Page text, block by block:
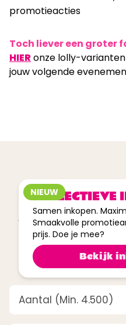
promotieacties
Toch liever een groter
HIERonze lolly-
jouw volgende
Op
(Vereist)
NIEUW
COLLECTIEVE
Samen inkopen.
Smaakvolle
prijs. Doe je mee?
Bekijk